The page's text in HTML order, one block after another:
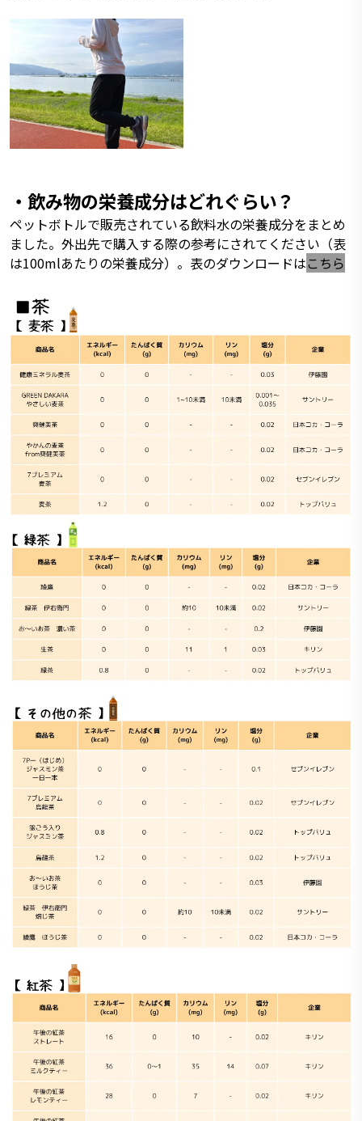
・飲み物の栄養成分はどれぐらい？
ペットボトルで販売されている飲料水の栄養成分をまとめ
ました。外出先で購入する際の参考にされてください（表
は100mlあたりの栄養成分）。表のダウンロードはこちら